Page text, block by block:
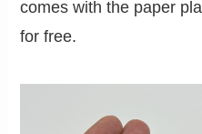
comes with the paper
for free.